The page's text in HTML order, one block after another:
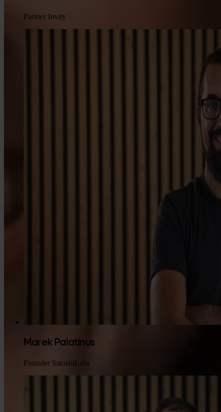
Partner Invity
Marek Palatinus
Founder SatoshiLabs